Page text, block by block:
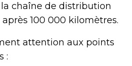
chaîne de distribution
100 000 kilomètres.
attention aux points
: